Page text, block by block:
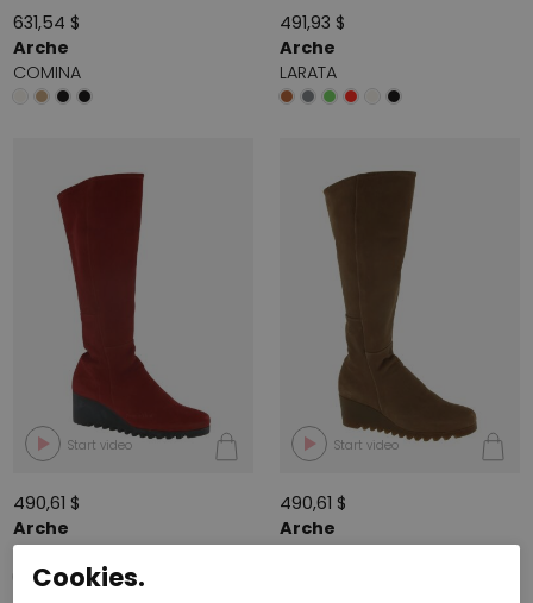
631,54 $
Arche
COMINA
491,93 $
Arche
LARATA
Start video
490,61 $
Arche
LARATA
Start video
490,61 $
Arche
Cookies.